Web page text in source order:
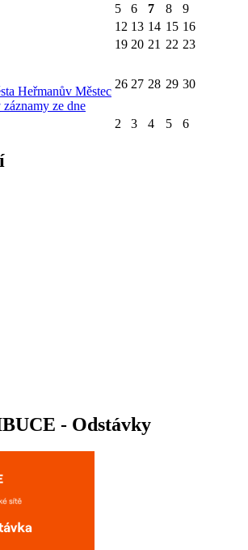
5 6 7 8
9
12 13 14 15 16
19 20 21 22 23
Heřmanův Městec
ze dne
26 27 28 29 30
2 3 4 5 6
- Odstávky